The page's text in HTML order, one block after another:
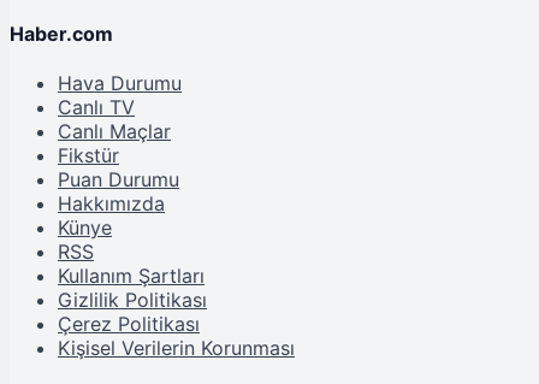
Haber.com
Hava Durumu
Canlı TV
Canlı Maçlar
Fikstür
Puan Durumu
Hakkımızda
Künye
RSS
Kullanım Şartları
Gizlilik Politikası
Çerez Politikası
Kişisel Verilerin Korunması